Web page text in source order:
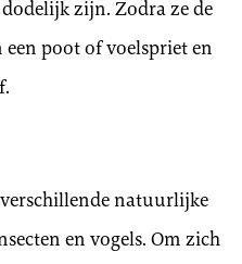
zijn. Zodra ze de
poot of voelspriet en
natuurlijke
en vogels. Om zich